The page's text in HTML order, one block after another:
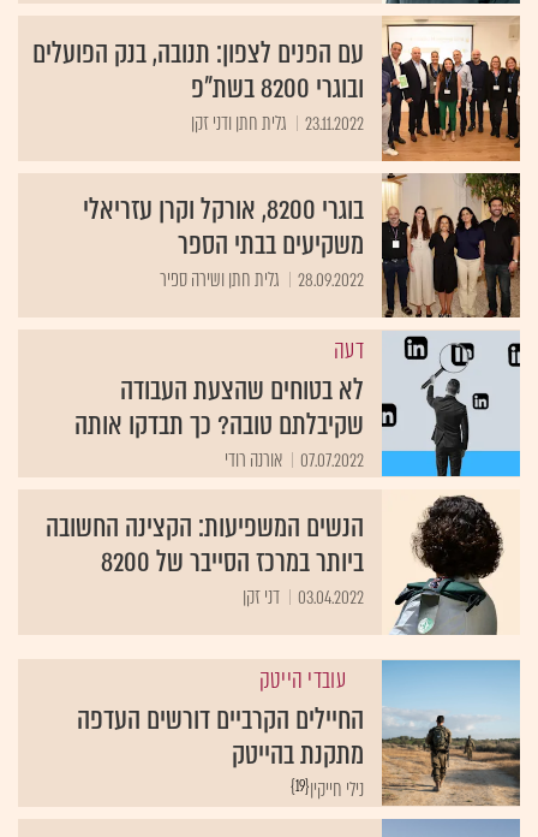
עם הפנים לצפון: תנובה, בנק הפועלים
ובוגרי 8200 בשת"פ
23.11.2022 גלית חתן ודני זקן
בוגרי 8200, אורקל וקרן עזריאלי
משקיעים בבתי הספר
28.09.2022 גלית חתן ושירה ספיר
דעה
לא בטוחים שהצעת העבודה
שקיבלתם טובה? כך תבדקו אותה
07.07.2022 אורנה רודי
הנשים המשפיעות: הקצינה החשובה
ביותר במרכז הסייבר של 8200
03.04.2022 דני זקן
עובדי הייטק
החיילים הקרביים דורשים העדפה
מתקנת בהייטק
{19}נילי חייקין